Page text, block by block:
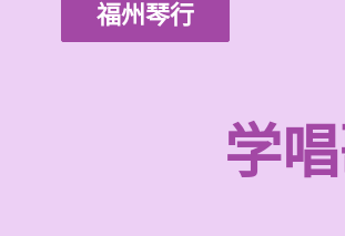
福州琴行
学